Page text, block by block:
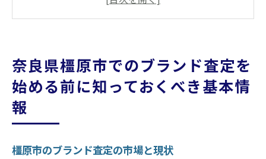
橿原市のブランド査定の受け入れ状況
初めてのブランド査定での準備事項
ステップ
ブランド査定の申し込みから完了までの流
奈良県橿原市でのブランド査定を
始める前に知っておくべき基本情
報
橿原市のブランド査定の市場と現状